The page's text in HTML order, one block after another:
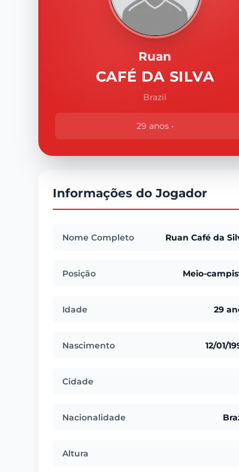
Ruan
CAFÉ DA SILVA
Brazil
29 anos •
Informações do Jogador
Nome Completo Ruan Café da
Posição Meio-
Idade 29
Nascimento 12/01/
Cidade
Nacionalidade
Altura